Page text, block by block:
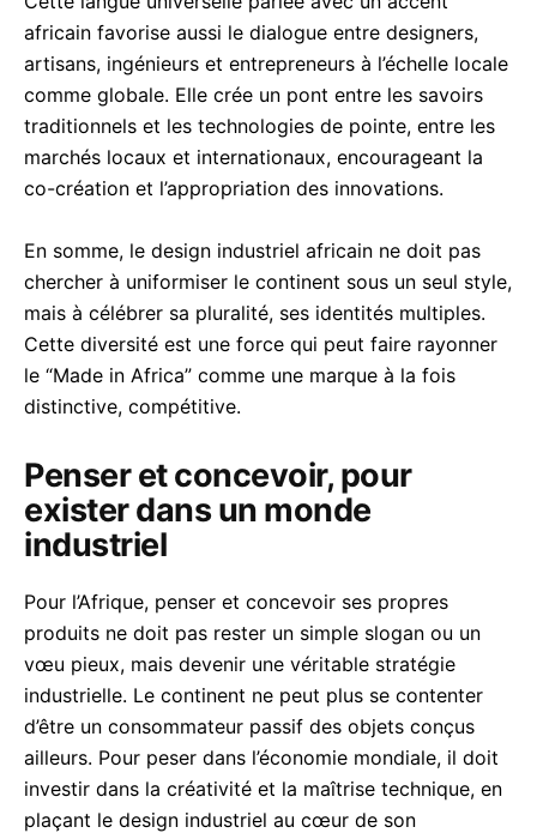
africain favorise aussi le dialogue entre designers,
artisans, ingénieurs et entrepreneurs à l’échelle locale
comme globale. Elle crée un pont entre les savoirs
traditionnels et les technologies de pointe, entre les
marchés locaux et internationaux, encourageant la
co-création et l’appropriation des innovations.
En somme, le design industriel africain ne doit pas
chercher à uniformiser le continent sous un seul style,
mais à célébrer sa pluralité, ses identités multiples.
Cette diversité est une force qui peut faire rayonner
le “Made in Africa” comme une marque à la fois
distinctive, compétitive.
Penser et concevoir, pour
exister dans un monde
industriel
Pour l’Afrique, penser et concevoir ses propres
produits ne doit pas rester un simple slogan ou un
vœu pieux, mais devenir une véritable stratégie
industrielle. Le continent ne peut plus se contenter
d’être un consommateur passif des objets conçus
ailleurs. Pour peser dans l’économie mondiale, il doit
investir dans la créativité et la maîtrise technique, en
plaçant le design industriel au cœur de son